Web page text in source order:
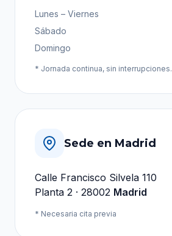
Lunes – Viernes
Sábado
Domingo
* Jornada continua, sin interrupciones.
Sede en Madrid
Calle Francisco Silvela 110
Planta 2 · 28002 Madrid
* Necesaria cita previa